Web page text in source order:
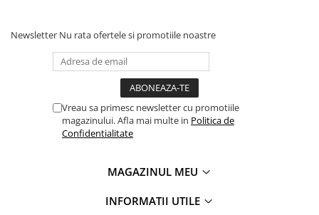
TRICOURI BMW
TRICOURI DACIA
TRICOURI FORD
TRICOURI MERCEDES
TRICOURI OPEL
Newsletter Nu rata ofertele si promotiile noastre
Vreau sa primesc newsletter cu promotiile
magazinului. Afla mai multe in Politica de
Confidentialitate
MAGAZINUL MEU
INFORMATII UTILE